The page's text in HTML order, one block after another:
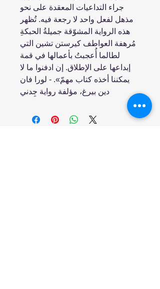
‏جراء التداعيات المعقدة على نحو
مذهل لفعل واحد لا رجعة فيه. تُظهر
هذه الرواية المشوّقة ‏جميلةُ الحبكةِ
مُرهفة العواطف كيرستن تشين التي
لطالما أُعجبتُ بأعمالها في قمة
إبداعها ‏على الإطلاق. إن ادفنوا ما لا
يمكننا أخذه كتاب مهمّ».‏ - لورا فان
دين بيرغ، مؤلفة رواية جِدني